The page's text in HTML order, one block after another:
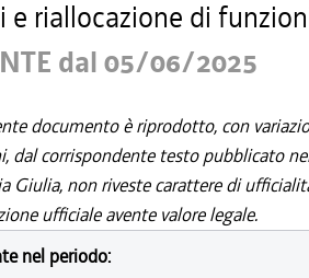
e riallocazione di
dal 05/06/2025
documento è riprodotto, con
dal corrispondente testo pubblicato
Giulia, non riveste carattere di
ufficiale avente valore legale.
nel periodo: